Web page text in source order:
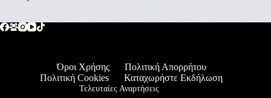
Όροι Χρήσης
Πολιτική Απορρήτου
Πολιτική Cookies
Καταχωρήστε Εκδήλωση
Τελευταίες Αναρτήσεις